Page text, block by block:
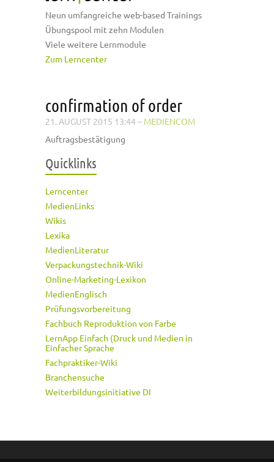
Neun umfangreiche web-based Trainings
Übungspool mit zehn Modulen
Viele weitere Lernmodule
Zum Lerncenter
confirmation of order
21. AUGUST 2015 13:44 – MEDIENCOM
Auftragsbestätigung
Quicklinks
Lerncenter
MedienLinks
Wikis
Lexika
MedienLiteratur
Verpackungstechnik-Wiki
Online-Marketing-Lexikon
MedienEnglisch
Prüfungsvorbereitung
Fachbuch Reproduktion von Farbe
LernApp Einfach (Druck und Medien in
Einfacher Sprache
Fachpraktiker-Wiki
Branchensuche
Weiterbildungsinitiative DI